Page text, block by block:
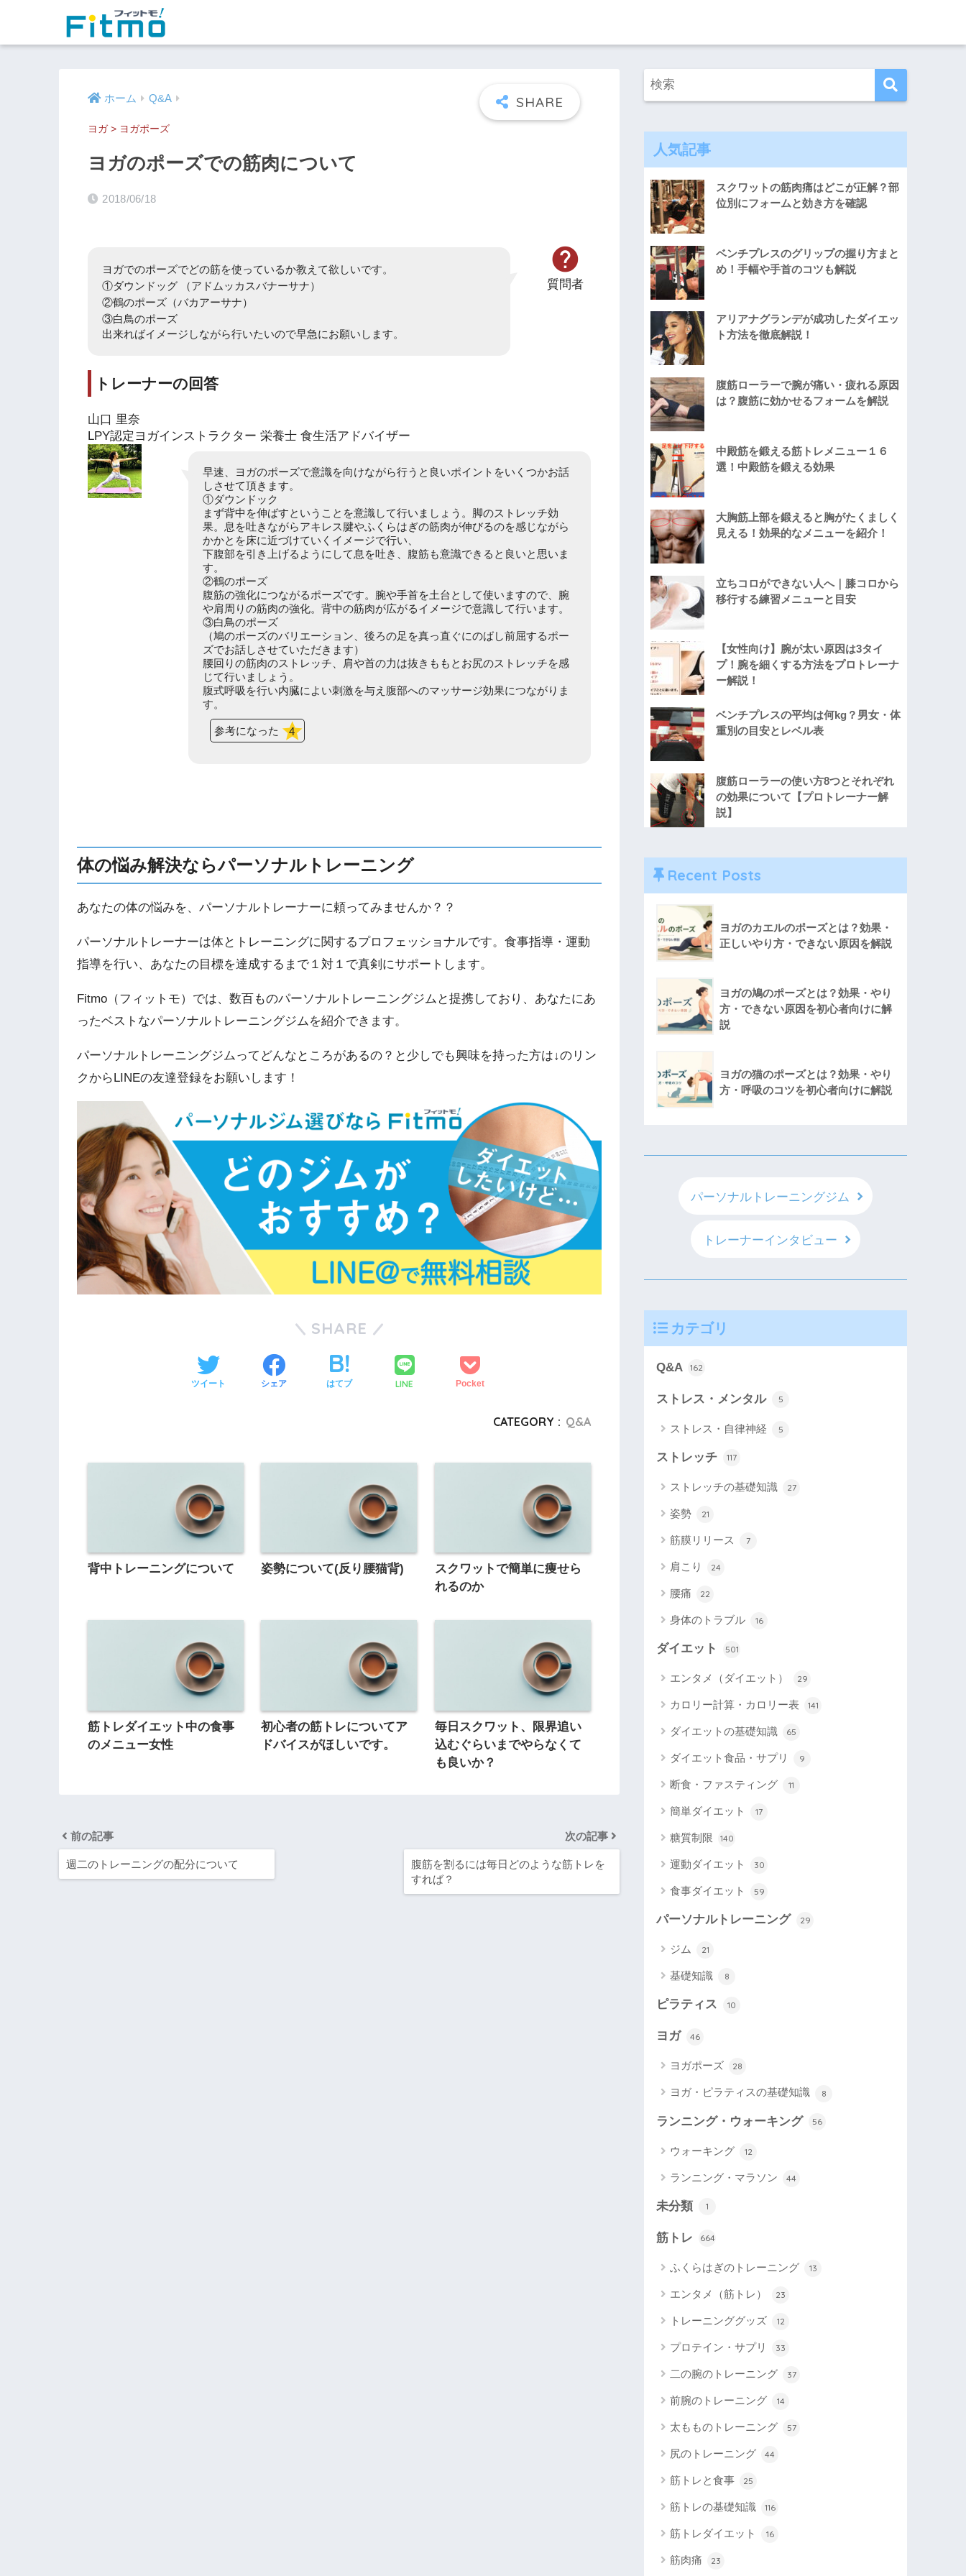
ホーム Q&A
ヨガ> ヨガポーズ
ヨガのポーズでの筋肉について
2018/06/18
質問者
ヨガでのポーズでどの筋を使っているか教えて欲しいです。
①ダウンドッグ （アドムッカスバナーサナ）
②鶴のポーズ（バカアーサナ）
③白鳥のポーズ
出来ればイメージしながら行いたいので早急にお願いします。
トレーナーの回答
山口 里奈
LPY認定ヨガインストラクター 栄養士 食生活アドバイザー
早速、ヨガのポーズで意識を向けながら行うと良いポイントをいくつかお話
しさせて頂きます。
①ダウンドック
まず背中を伸ばすということを意識して行いましょう。脚のストレッチ効
果。息を吐きながらアキレス腱やふくらはぎの筋肉が伸びるのを感じながら
かかとを床に近づけていくイメージで行い、
下腹部を引き上げるようにして息を吐き、腹筋も意識できると良いと思いま
す。
②鶴のポーズ
腹筋の強化につながるポーズです。腕や手首を土台として使いますので、腕
や肩周りの筋肉の強化。背中の筋肉が広がるイメージで意識して行います。
③白鳥のポーズ
（鳩のポーズのバリエーション、後ろの足を真っ直ぐにのばし前屈するポー
ズでお話しさせていただきます）
腰回りの筋肉のストレッチ、肩や首の力は抜きももとお尻のストレッチを感
じて行いましょう。
腹式呼吸を行い内臓によい刺激を与え腹部へのマッサージ効果につながりま
す。
参考になった 4
体の悩み解決ならパーソナルトレーニング
あなたの体の悩みを、パーソナルトレーナーに頼ってみませんか？？
パーソナルトレーナーは体とトレーニングに関するプロフェッショナルです。食事指導・運動
指導を行い、あなたの目標を達成するまで１対１で真剣にサポートします。
Fitmo（フィットモ）では、数百ものパーソナルトレーニングジムと提携しており、あなたにあ
ったベストなパーソナルトレーニングジムを紹介できます。
パーソナルトレーニングジムってどんなところがあるの？と少しでも興味を持った方は↓のリン
クからLINEの友達登録をお願いします！
SHARE
ツイート シェア はてブ LINE Pocket
CATEGORY : Q&A
背中トレーニングについて 姿勢について(反り腰猫背)
スクワットで簡単に痩せら
れるのか
筋トレダイエット中の食事
のメニュー女性
初心者の筋トレについてア
ドバイスがほしいです。
毎日スクワット、限界追い
込むぐらいまでやらなくて
も良いか？
前の記事
週二のトレーニングの配分について
次の記事
腹筋を割るには毎日どのような筋トレを
すれば？
人気記事
スクワットの筋肉痛はどこが正解？部
位別にフォームと効き方を確認
ベンチプレスのグリップの握り方まと
め！手幅や手首のコツも解説
アリアナグランデが成功したダイエッ
ト方法を徹底解説！
腹筋ローラーで腕が痛い・疲れる原因
は？腹筋に効かせるフォームを解説
中殿筋を鍛える筋トレメニュー１６
選！中殿筋を鍛える効果
大胸筋上部を鍛えると胸がたくましく
見える！効果的なメニューを紹介！
立ちコロができない人へ｜膝コロから
移行する練習メニューと目安
【女性向け】腕が太い原因は3タイ
プ！腕を細くする方法をプロトレーナ
ー解説！
ベンチプレスの平均は何kg？男女・体
重別の目安とレベル表
腹筋ローラーの使い方8つとそれぞれ
の効果について【プロトレーナー解
説】
Recent Posts
ヨガのカエルのポーズとは？効果・
正しいやり方・できない原因を解説
ヨガの鳩のポーズとは？効果・やり
方・できない原因を初心者向けに解
説
ヨガの猫のポーズとは？効果・やり
方・呼吸のコツを初心者向けに解説
パーソナルトレーニングジム
トレーナーインタビュー
カテゴリ
Q&A 162
ストレス・メンタル 5
ストレス・自律神経 5
ストレッチ 117
ストレッチの基礎知識 27
姿勢 21
筋膜リリース 7
肩こり 24
腰痛 22
身体のトラブル 16
ダイエット 501
エンタメ（ダイエット） 29
カロリー計算・カロリー表 141
ダイエットの基礎知識 65
ダイエット食品・サプリ 9
断食・ファスティング 11
簡単ダイエット 17
糖質制限 140
運動ダイエット 30
食事ダイエット 59
パーソナルトレーニング 29
ジム 21
基礎知識 8
ピラティス 10
ヨガ 46
ヨガポーズ 28
ヨガ・ピラティスの基礎知識 8
ランニング・ウォーキング 56
ウォーキング 12
ランニング・マラソン 44
未分類 1
筋トレ 664
ふくらはぎのトレーニング 13
エンタメ（筋トレ） 23
トレーニンググッズ 12
プロテイン・サプリ 33
二の腕のトレーニング 37
前腕のトレーニング 14
太もものトレーニング 57
尻のトレーニング 44
筋トレと食事 25
筋トレの基礎知識 116
筋トレダイエット 16
筋肉痛 23